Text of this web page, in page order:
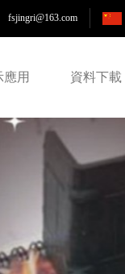
fsjingri@163.com
應用 資料下載